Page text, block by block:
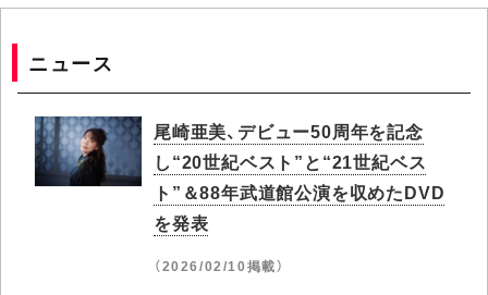
ニュース
尾崎亜美、デビュー50周年を記念
し“20世紀ベスト”と“21世紀ベス
ト”＆88年武道館公演を収めたDVD
を発表
（2026/02/10掲載）